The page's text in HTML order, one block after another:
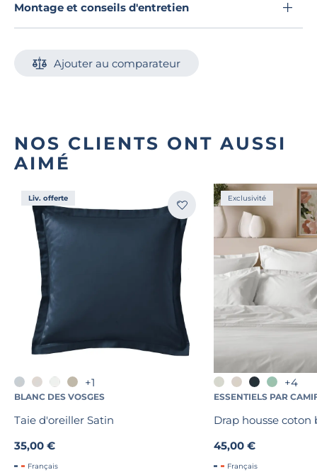
Montage et conseils d'entretien
Ajouter au comparateur
NOS CLIENTS ONT AUSSI
AIMÉ
Liv. offerte
+1
BLANC DES VOSGES
Taie d'oreiller Satin
35,00 €
Français
Exclusivité
+4
ESSENTIELS PAR
Drap housse coton
45,00 €
Français